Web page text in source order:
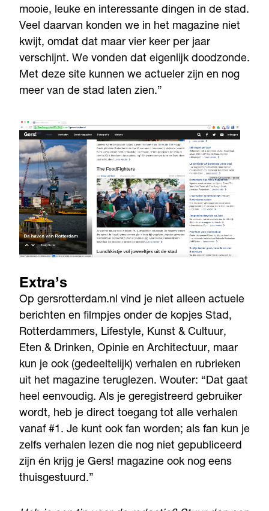
mooie, leuke en interessante dingen in de stad.
Veel daarvan konden we in het magazine niet
kwijt, omdat dat maar vier keer per jaar
verschijnt. We vonden dat eigenlijk doodzonde.
Met deze site kunnen we actueler zijn en nog
meer van de stad laten zien.”
Extra’s
Op gersrotterdam.nl vind je niet alleen actuele
berichten en filmpjes onder de kopjes Stad,
Rotterdammers, Lifestyle, Kunst & Cultuur,
Eten & Drinken, Opinie en Architectuur, maar
kun je ook (gedeeltelijk) verhalen en rubrieken
uit het magazine teruglezen. Wouter: “Dat gaat
heel eenvoudig. Als je geregistreerd gebruiker
wordt, heb je direct toegang tot alle verhalen
vanaf #1. Je kunt ook fan worden; als fan kun je
zelfs verhalen lezen die nog niet gepubliceerd
zijn én krijg je Gers! magazine ook nog eens
thuisgestuurd.”